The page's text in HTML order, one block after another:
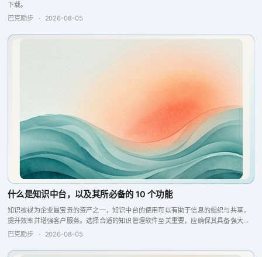
下载。
巴克励步
· 2026-08-05
什么是知识中台，以及其所必备的 10 个功能
知识被视为企业最宝贵的资产之一，知识中台的使用可以有助于信息的组织与共享，
提升效率并增强客户服务。选择合适的知识管理软件至关重要，应确保其具备强大的
搜索引擎、问答引擎以及报告分析和反馈功能，这些特点将提升团队的协作与生产
巴克励步 · 2026-08-05